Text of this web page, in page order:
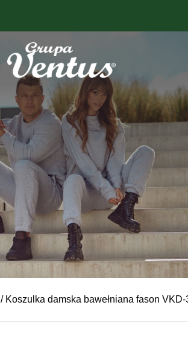
/ Koszulka damska bawełniana fason